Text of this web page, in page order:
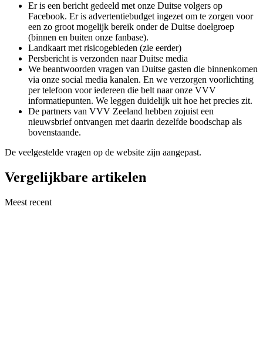
Er is een bericht gedeeld met onze Duitse volgers op
Facebook. Er is advertentiebudget ingezet om te zorgen voor
een zo groot mogelijk bereik onder de Duitse doelgroep
(binnen en buiten onze fanbase).
Landkaart met risicogebieden (zie eerder)
Persbericht is verzonden naar Duitse media
We beantwoorden vragen van Duitse gasten die binnenkomen
via onze social media kanalen. En we verzorgen voorlichting
per telefoon voor iedereen die belt naar onze VVV
informatiepunten. We leggen duidelijk uit hoe het precies zit.
De partners van VVV Zeeland hebben zojuist een
nieuwsbrief ontvangen met daarin dezelfde boodschap als
bovenstaande.
De veelgestelde vragen op de website zijn aangepast.
Vergelijkbare artikelen
Meest recent